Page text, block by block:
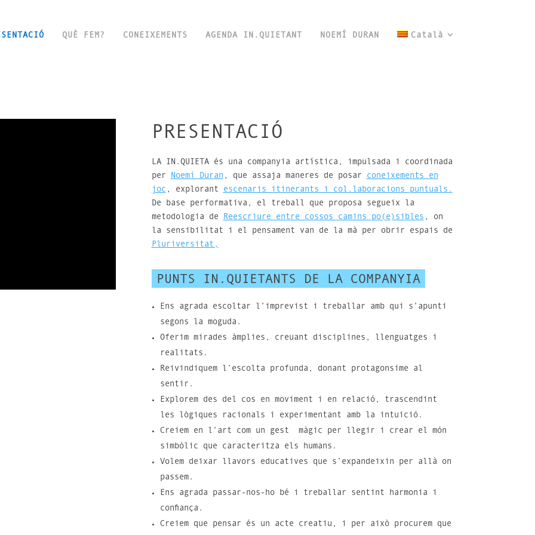
QUÈ FEM? CONEIXEMENTS AGENDA IN.QUIETANT NOEMÍ DURAN Català
PRESENTACIÓ
LA IN.QUIETA és una companyia artística, impulsada i coordinada
per
Noemí Duran , que assaja maneres de posar
coneixements en
joc , explorant
escenaris itinerants i col.laboracions puntuals.
De base performativa, el treball que proposa segueix la
metodologia de
Reescriure entre cossos camins po(e)sibles , on
la sensibilitat i el pensament van de la mà per obrir espais de
Pluriversitat,
PUNTS IN.QUIETANTS DE LA COMPANYIA
Ens agrada escoltar l’imprevist i treballar amb qui s’apunti
segons la moguda.
Oferim mirades àmplies, creuant disciplines, llenguatges i
realitats.
Reivindiquem l’escolta profunda, donant protagonsime al
sentir.
Explorem des del cos en moviment i en relació, trascendint
les lògiques racionals i experimentant amb la intuició.
Creiem en l’art com un gest màgic per llegir i crear el món
simbòlic que caracteritza els humans.
Volem deixar llavors educatives que s’expandeixin per allà on
passem.
Ens agrada passar-nos-ho bé i treballar sentint harmonia i
confiança.
Creiem que pensar és un acte creatiu, i per això procurem que